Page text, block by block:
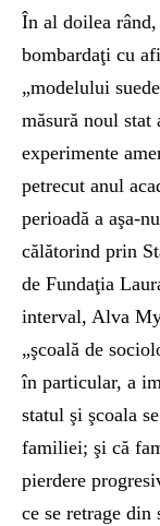
În al doilea
bombardaţi cu
„modelului
măsură noul stat
experimente
petrecut anul
perioadă a aşa-
călătorind prin
de Fundaţia
interval, Alva
„şcoală de
în particular, a
statul şi şcoala
familiei; şi că
pierdere
ce se retrage din